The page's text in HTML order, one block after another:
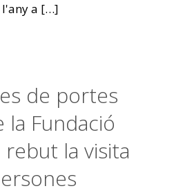
a […]
de portes
Fundació
rebut la visita